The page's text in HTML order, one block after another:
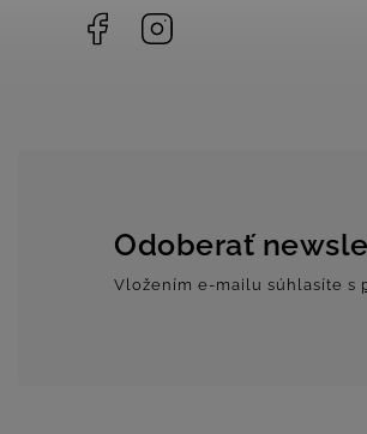
Facebook
Odoberať
Vložením e-mailu súhlasíte s